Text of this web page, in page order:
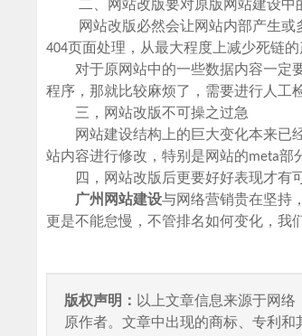
二、网站改版要对原版网站建设中
网站改版必然会让网站内部产生或多
404页面处理，从最大程度上减少死链的
对于原网站中的一些数据内容一定要
程序，那就比较麻烦了，需要进行人工
三，网站改版不可操之过急
网站建设结构上的巨大变化本来已经
站内容进行修改，特别是网站的meta部
四，网站改版后更要好好表现才有
广州网站建设与网络营销贵在坚持
更是不能怠慢，不管排名如何变化，我
版权声明： 以上文章信息来源于网
原作者。文章中出现的商标、专利